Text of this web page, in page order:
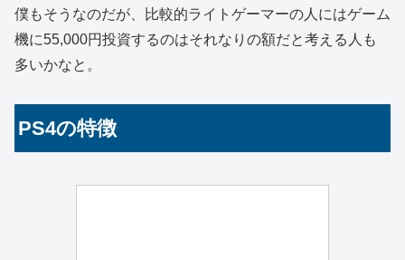
僕もそうなのだが、比較的ライトゲーマーの人にはゲーム
機に55,000円投資するのはそれなりの額だと考える人も
多いかなと。
PS4の特徴